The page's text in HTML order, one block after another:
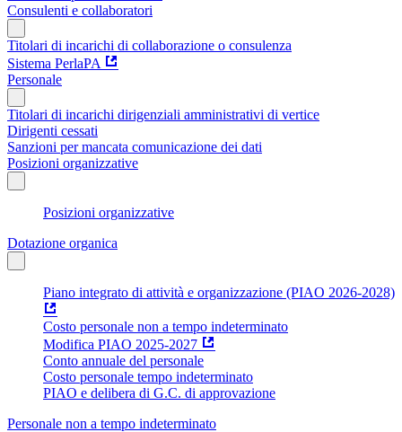
Consulenti e collaboratori
Titolari di incarichi di collaborazione o consulenza
Sistema PerlaPA
Personale
Titolari di incarichi dirigenziali amministrativi di vertice
Dirigenti cessati
Sanzioni per mancata comunicazione dei dati
Posizioni organizzative
Posizioni organizzative
Dotazione organica
Piano integrato di attività e organizzazione (PIAO 2026-2028)
Costo personale non a tempo indeterminato
Modifica PIAO 2025-2027
Conto annuale del personale
Costo personale tempo indeterminato
PIAO e delibera di G.C. di approvazione
Personale non a tempo indeterminato